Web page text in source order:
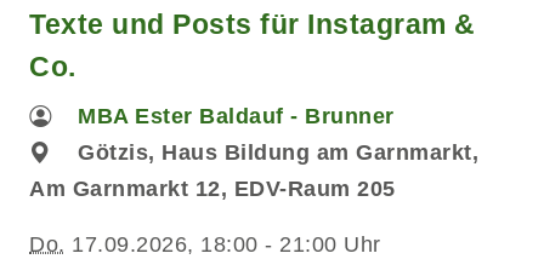
Texte und Posts für Instagram &
Co.
MBA Ester Baldauf - Brunner
Götzis, Haus Bildung am Garnmarkt,
Am Garnmarkt 12, EDV-Raum 205
Do. 17.09.2026, 18:00 - 21:00 Uhr